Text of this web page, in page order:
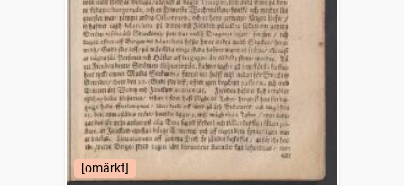
[omärkt]